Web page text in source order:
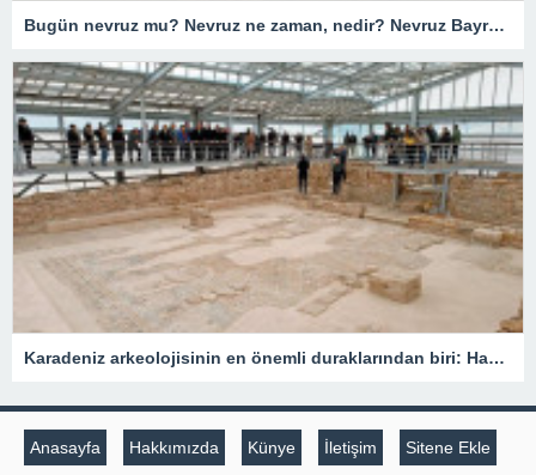
Bugün nevruz mu? Nevruz ne zaman, nedir? Nevruz Bayramı’nda ne yapılır?
Karadeniz arkeolojisinin en önemli duraklarından biri: Hadrianopolis’te görsel şölen
Anasayfa Hakkımızda Künye İletişim Sitene Ekle